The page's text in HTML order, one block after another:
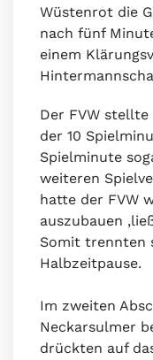
Wüstenrot die
nach fünf
einem
Der FVW
der 10
Spielminute
weiteren
hatte der FVW
auszubauen
Somit trennten
Halbzeitpause.
Im zweiten
Neckarsulmer
drückten auf